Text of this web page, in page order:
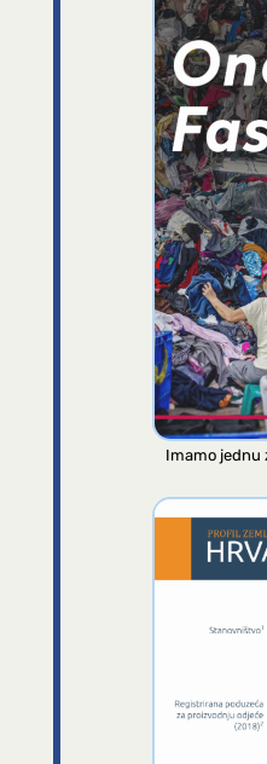
Imamo jednu